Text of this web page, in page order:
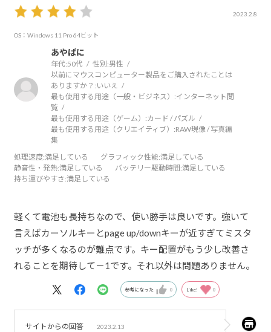
2023.2.8
OS：Windows 11 Pro 64ビット
あやぱに
年代:50代 性別:男性
以前にマウスコンピューター製品をご購入されたことは
ありますか？: いいえ
最も使用する用途（一般・ビジネス）:インターネット閲
覧
最も使用する用途（ゲーム）:カード / パズル
最も使用する用途（クリエイティブ）:RAW現像 / 写真編
集
処理速度:満足している グラフィック性能:満足している
静音性・発熱:満足している バッテリー駆動時間 :満足している
持ち運びやすさ :満足している
軽くて電池も長持ちなので、使い勝手は良いです。強いて
言えばカーソルキーとpage up/downキーが近すぎてミスタ
ッチが多くなるのが難点です。キー配置がもう少し改善さ
れることを期待して－1です。それ以外は問題ありません。
参考になった 0 Like! 0
サイトからの回答 2023.2.13